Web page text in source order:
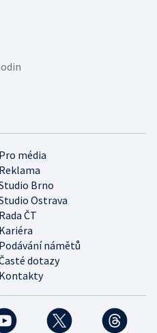
Pro média
Reklama
Brno
Ostrava
Rada ČT
Kariéra
Podávání námětů
dotazy
Kontakty